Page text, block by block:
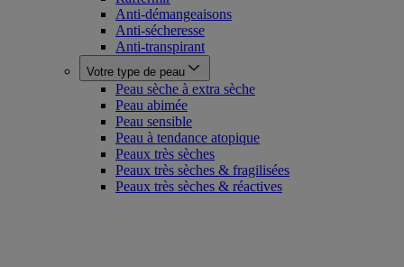
Anti-démangeaisons
Anti-sécheresse
Anti-transpirant
Votre type de peau
Peau sèche à extra sèche
Peau abimée
Peau sensible
Peau à tendance atopique
Peaux très sèches
Peaux très sèches & fragilisées
Peaux très sèches & réactives